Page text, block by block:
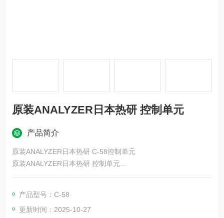
原装ANALYZER日本热研 控制单元
产品简介
原装ANALYZER日本热研 C-58控制单元
原装ANALYZER日本热研 控制单元
研究设施及洁净室
地下坑、下水道等地下空间
产品型号：C-58
更新时间：2025-10-27